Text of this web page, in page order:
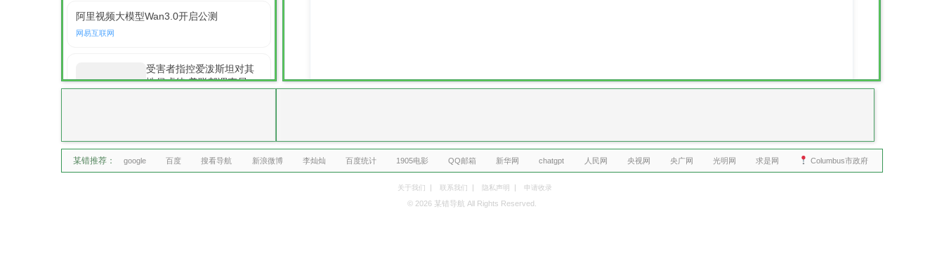
阿里视频大模型Wan3.0开启公测
网易互联网
受害者指控爱泼斯坦对其
性侵虐待 美联邦调查局漏
曹禺女儿万方：北京人艺
《雷雨》，“是它原生的样
子” 传承72年的经典再现
中华国际
某错推荐： google 百度 搜看导航 新浪微博 李灿灿 百度统计 1905电影 QQ邮箱 新华网 chatgpt 人民网 央视网 央广网 光明网 求是网 Columbus市政府
关于我们 | 联系我们 | 隐私声明 | 申请收录
© 2026 某错导航 All Rights Reserved.